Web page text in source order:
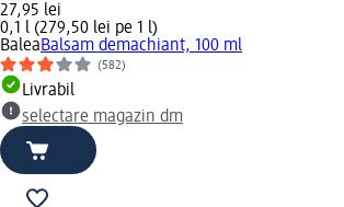
27,95 lei
0,1 l (279,50 lei pe 1 l)
BaleaBalsam demachiant, 100 ml
(582)
Livrabil
selectare magazin dm